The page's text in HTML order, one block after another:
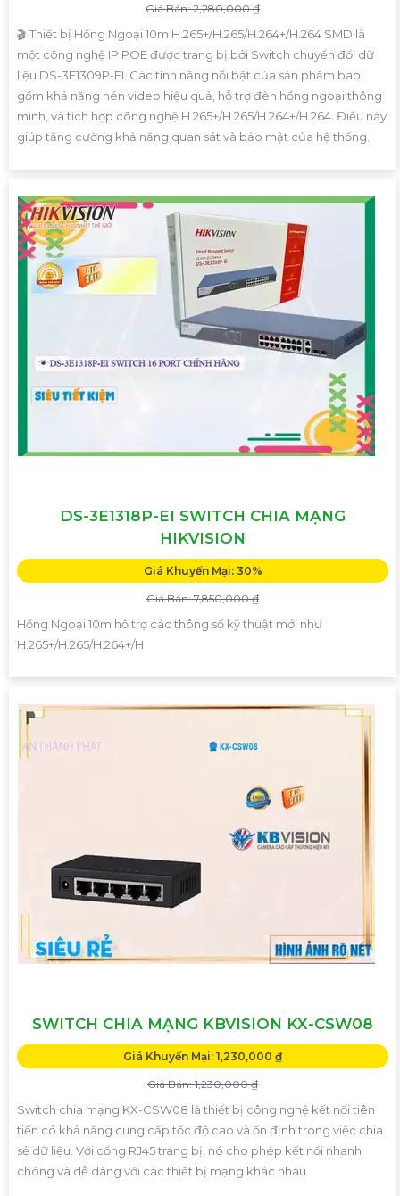
Giá Bán: 2,280,000 ₫
🎬 Thiết bị Hồng Ngoại 10m H.265+/H.265/H.264+/H.264 SMD là
một công nghệ IP POE được trang bị bởi Switch chuyển đổi dữ
liệu DS-3E1309P-EI. Các tính năng nổi bật của sản phẩm bao
gồm khả năng nén video hiệu quả, hỗ trợ đèn hồng ngoại thông
minh, và tích hợp công nghệ H.265+/H.265/H.264+/H.264. Điều này
giúp tăng cường khả năng quan sát và bảo mật của hệ thống.
DS-3E1318P-EI SWITCH CHIA MẠNG
HIKVISION
Giá Khuyến Mại: 30%
Giá Bán: 7,850,000 ₫
Hồng Ngoại 10m hỗ trợ các thông số kỹ thuật mới như
H.265+/H.265/H.264+/H
SWITCH CHIA MẠNG KBVISION KX-CSW08
Giá Khuyến Mại: 1,230,000 ₫
Giá Bán: 1,230,000 ₫
Switch chia mạng KX-CSW08 là thiết bị công nghệ kết nối tiên
tiến có khả năng cung cấp tốc độ cao và ổn định trong việc chia
sẻ dữ liệu. Với cổng RJ45 trang bị, nó cho phép kết nối nhanh
chóng và dễ dàng với các thiết bị mạng khác nhau